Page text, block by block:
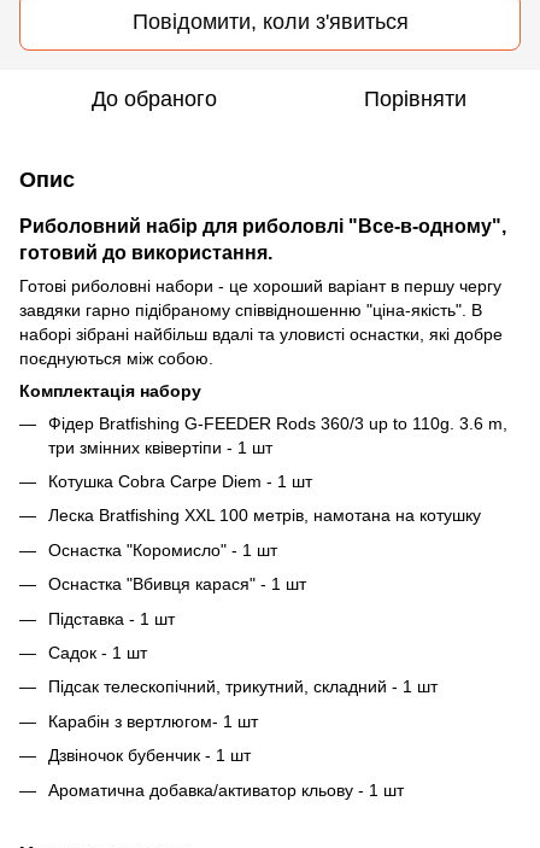
Повідомити, коли з'явиться
До обраного Порівняти
Опис
Риболовний набір для риболовлі "Все-в-одному",
готовий до використання.
Готові риболовні набори - це хороший варіант в першу чергу
завдяки гарно підібраному співвідношенню "ціна-якість". В
наборі зібрані найбільш вдалі та уловисті оснастки, які добре
поєднуються між собою.
Комплектація набору
Фідер Bratfishing G-FEEDER Rods 360/3 up to 110g. 3.6 m,
три змінних квівертіпи - 1 шт
Котушка Cobra Carpe Diem - 1 шт
Леска Bratfishing XXL 100 метрів, намотана на котушку
Оснастка "Коромисло" - 1 шт
Оснастка "Вбивця карася" - 1 шт
Підставка - 1 шт
Садок - 1 шт
Підсак телескопічний, трикутний, складний - 1 шт
Карабін з вертлюгом- 1 шт
Дзвіночок бубенчик - 1 шт
Ароматична добавка/активатор кльову - 1 шт